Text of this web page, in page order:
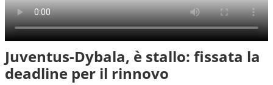
Juventus-Dybala, è stallo: fissata la
deadline per il rinnovo